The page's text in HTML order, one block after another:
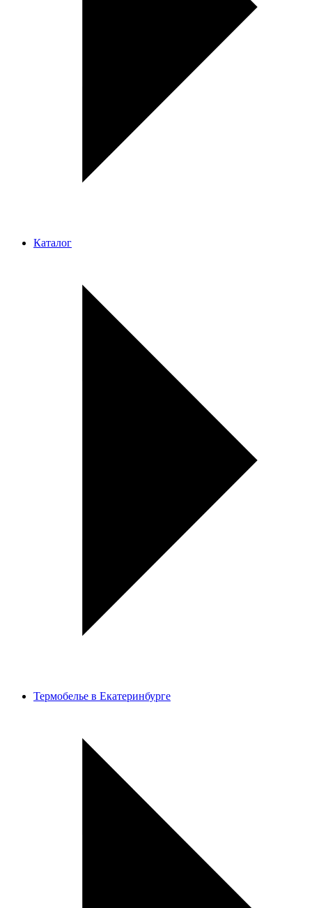
Каталог
Термобелье в Екатеринбурге